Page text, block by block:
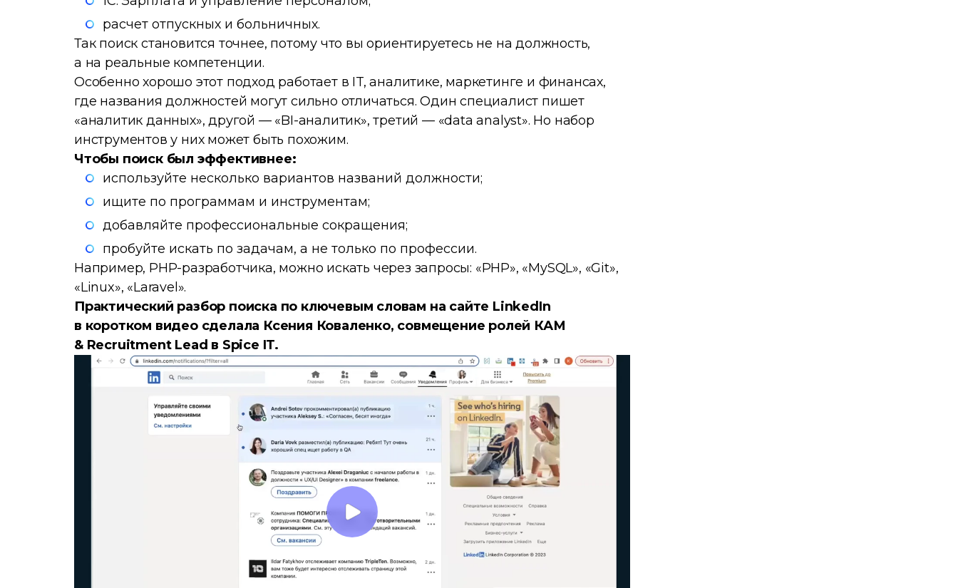
расчет отпускных и больничных.
Так поиск становится точнее, потому что вы ориентируетесь не на должность,
а на реальные компетенции.
Особенно хорошо этот подход работает в IT, аналитике, маркетинге и финансах,
где названия должностей могут сильно отличаться. Один специалист пишет
«аналитик данных», другой — «BI-аналитик», третий — «data analyst». Но набор
инструментов у них может быть похожим.
Чтобы поиск был эффективнее:
используйте несколько вариантов названий должности;
ищите по программам и инструментам;
добавляйте профессиональные сокращения;
пробуйте искать по задачам, а не только по профессии.
Например, РНР-разработчика, можно искать через запросы: «PHP», «MySQL», «Git»,
«Linux», «Laravel».
Практический разбор поиска по ключевым словам на сайте LinkedIn
в коротком видео сделала Ксения Коваленко, совмещение ролей КАМ
& Recruitment Lead в Spice IT.